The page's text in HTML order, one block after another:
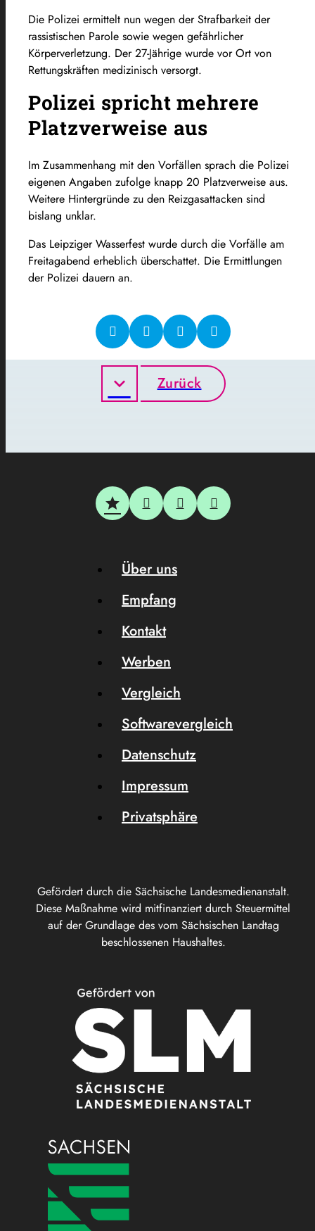
Die Polizei ermittelt nun wegen der Strafbarkeit der
rassistischen Parole sowie wegen gefährlicher
Körperverletzung. Der 27-Jährige wurde vor Ort von
Rettungskräften medizinisch versorgt.
Polizei spricht mehrere
Platzverweise aus
Im Zusammenhang mit den Vorfällen sprach die Polizei
eigenen Angaben zufolge knapp 20 Platzverweise aus.
Weitere Hintergründe zu den Reizgasattacken sind
bislang unklar.
Das Leipziger Wasserfest wurde durch die Vorfälle am
Freitagabend erheblich überschattet. Die Ermittlungen
der Polizei dauern an.
Zurück
Gefördert durch die Sächsische Landesmedienanstalt.
Diese Maßnahme wird mitfinanziert durch Steuermittel
auf der Grundlage des vom Sächsischen Landtag
beschlossenen Haushaltes.
Über uns
Empfang
Kontakt
Werben
Vergleich
Softwarevergleich
Datenschutz
Impressum
Privatsphäre